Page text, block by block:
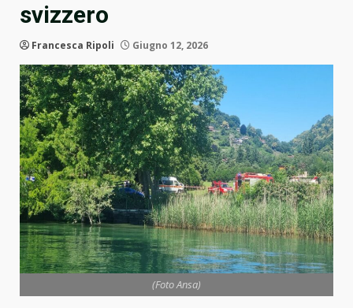
svizzero
Francesca Ripoli Giugno 12, 2026
(Foto Ansa)